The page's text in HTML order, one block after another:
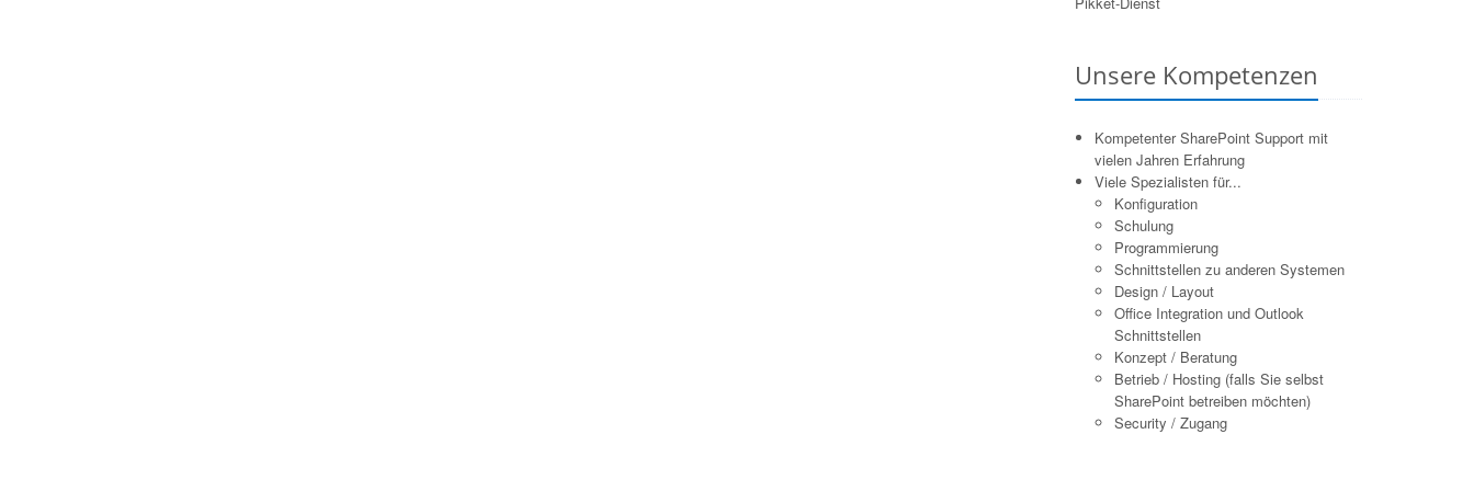
Unsere Kompetenzen
Kompetenter SharePoint Support mit
vielen Jahren Erfahrung
Viele Spezialisten für...
Konfiguration
Schulung
Programmierung
Schnittstellen zu anderen Systemen
Design / Layout
Office Integration und Outlook
Schnittstellen
Konzept / Beratung
Betrieb / Hosting (falls Sie selbst
SharePoint betreiben möchten)
Security / Zugang